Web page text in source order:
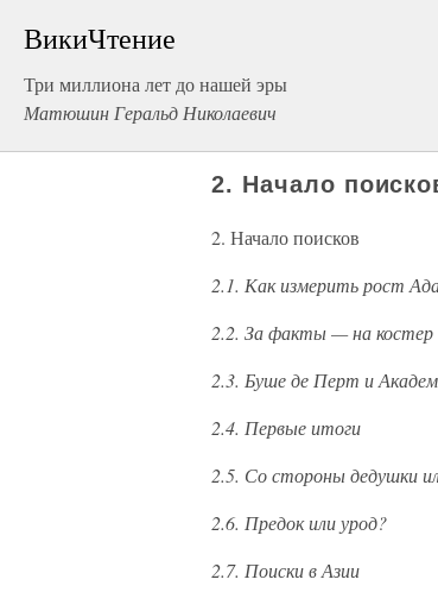
ВикиЧтение
Три миллиона лет до нашей эры
Матюшин Геральд Николаевич
2. Начало
2. Начало поисков
2.1. Как измерить рост
2.2. За факты — на костер
2.3. Буше де Перт и
2.4. Первые итоги
2.5. Со стороны дедушки
2.6. Предок или урод?
2.7. Поиски в Азии